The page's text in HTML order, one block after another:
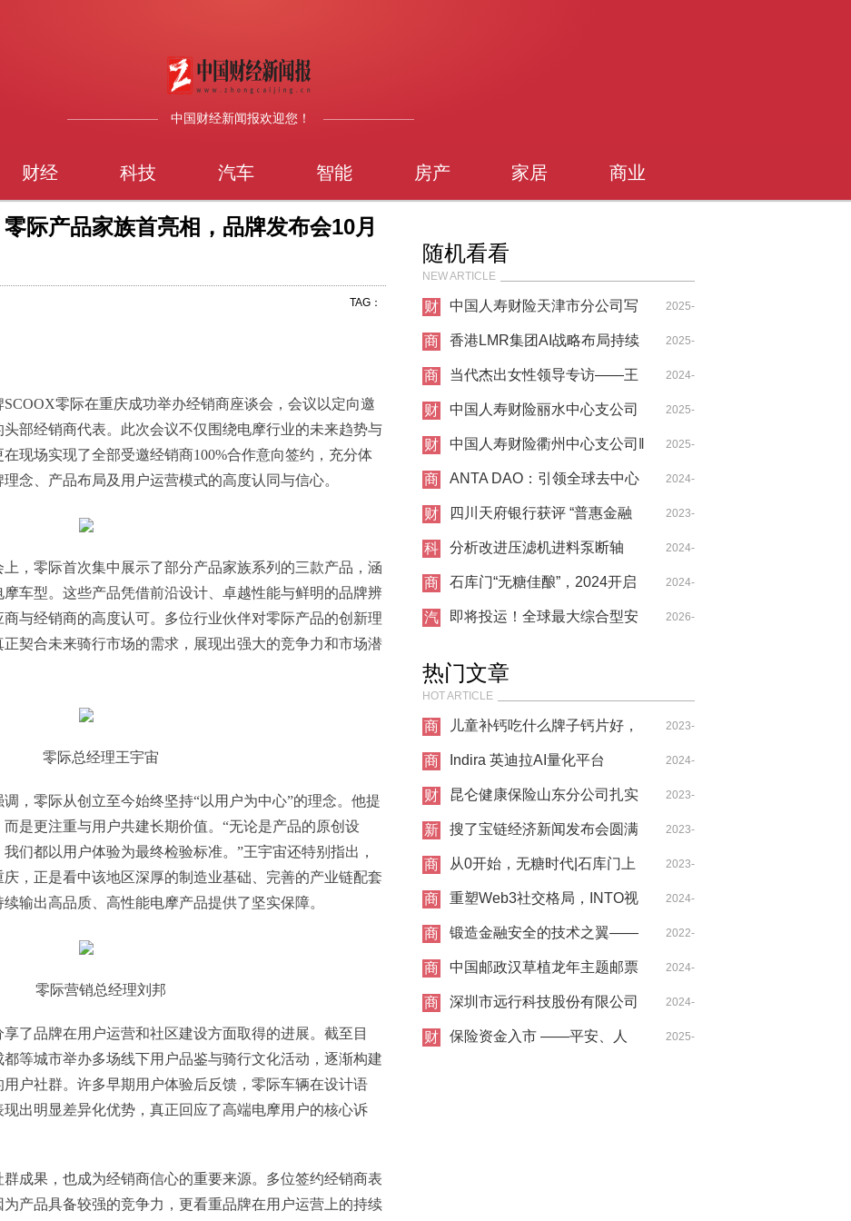
中国财经新闻报欢迎您！
财经 科技 汽车 智能 房产 家居 商业
际产品家族首亮相，品牌发布会10月
TAG：
SCOOX零际在重庆成功举办经销商座谈会，会议以定向邀
部经销商代表。此次会议不仅围绕电摩行业的未来趋势与
现场实现了全部受邀经销商100%合作意向签约，充分体
念、产品布局及用户运营模式的高度认同与信心。
，零际首次集中展示了部分产品家族系列的三款产品，涵
车型。这些产品凭借前沿设计、卓越性能与鲜明的品牌辨
与经销商的高度认可。多位行业伙伴对零际产品的创新理
契合未来骑行市场的需求，展现出强大的竞争力和市场潜
零际总经理王宇宙
，零际从创立至今始终坚持“以用户为中心”的理念。他提
是更注重与用户共建长期价值。“无论是产品的原创设
们都以用户体验为最终检验标准。”王宇宙还特别指出，
，正是看中该地区深厚的制造业基础、完善的产业链配套
输出高品质、高性能电摩产品提供了坚实保障。
零际营销总经理刘邦
了品牌在用户运营和社区建设方面取得的进展。截至目
等城市举办多场线下用户品鉴与骑行文化活动，逐渐构建
户社群。许多早期用户体验后反馈，零际车辆在设计语
出明显差异化优势，真正回应了高端电摩用户的核心诉
成果，也成为经销商信心的重要来源。多位签约经销商表
产品具备较强的竞争力，更看重品牌在用户运营上的持续
随机看看
NEW ARTICLE
财
中国人寿财险天津市分公司写
好航运金融特色文章 为港产城
融合发展护航
2025-
03-28
商
香港LMR集团AI战略布局持续
发展
2025-
11-11
商
当代杰出女性领导专访——王
蓉
2024-
06-05
财
中国人寿财险丽水中心支公司
开展“智汇国寿 一生守护”616
客户节活动
2025-
06-28
财
中国人寿财险衢州中心支公司‖
筑牢防溺水安全防线：百套高
标准“四个一”物资捐赠
2025-
09-17
商
ANTA DAO：引领全球去中心
化金融的创新浪潮
2024-
09-26
财
四川天府银行获评 “普惠金融
服务创新优秀案例”
2023-
10-19
科
分析改进压滤机进料泵断轴 2024-
06-20
商
石库门“无糖佳酿”，2024开启
健康龙年
2024-
01-12
汽
即将投运！全球最大综合型安
地浙江
2026-
热门文章
HOT ARTICLE
商
儿童补钙吃什么牌子钙片好，
澳乐维他成长钙成品质之选
2023-
08-29
商
Indira 英迪拉AI量化平台 2024-
11-18
财
昆仑健康保险山东分公司扎实
开展2023年“金融消费者权益
保护教育宣传月”活动
2023-
09-28
新
搜了宝链经济新闻发布会圆满
落幕，用学术的力量推动实现
共同富裕
2023-
12-29
商
从0开始，无糖时代|石库门上
海么糖惊艳亮相！ 为时代而
创，因健康而生
2023-
12-29
商
重塑Web3社交格局，INTO视
角下的多链新图景
2024-
04-08
商
锻造金融安全的技术之翼——
访反洗钱专家杨济铭
2022-
08-15
商
中国邮政汉草植龙年主题邮票
发行仪式暨四周年在鸟巢成功
举办
2024-
01-29
商
深圳市远行科技股份有限公司
受邀出席2023(第八届)中国制
2024-
01-10
财
保险资金入市 ——平安、人 2025-